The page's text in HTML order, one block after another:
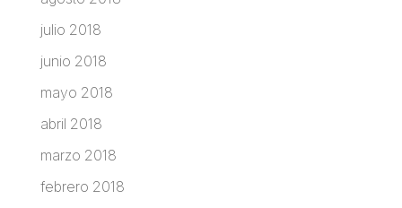
julio 2018
junio 2018
mayo 2018
abril 2018
marzo 2018
febrero 2018